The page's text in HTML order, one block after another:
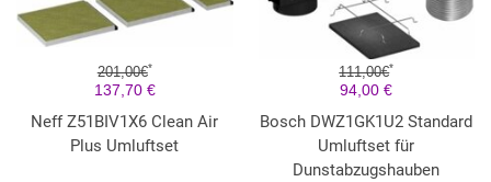
201,00€*
137,70 €
Neff Z51BIV1X6 Clean Air
Plus Umluftset
111,00€*
94,00 €
Bosch DWZ1GK1U2 Standard
Umluftset für
Dunstabzugshauben